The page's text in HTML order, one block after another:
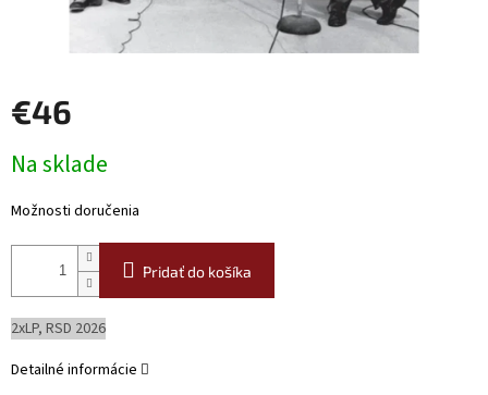
€46
cena:
Na sklade
Možnosti doručenia
Pridať do košíka
2xLP, RSD 2026
Detailné informácie